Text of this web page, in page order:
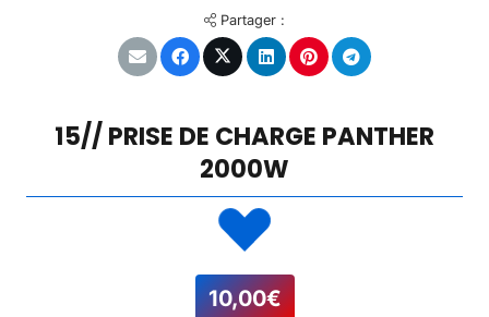
Partager :
15// PRISE DE CHARGE PANTHER
2000W
10,00€